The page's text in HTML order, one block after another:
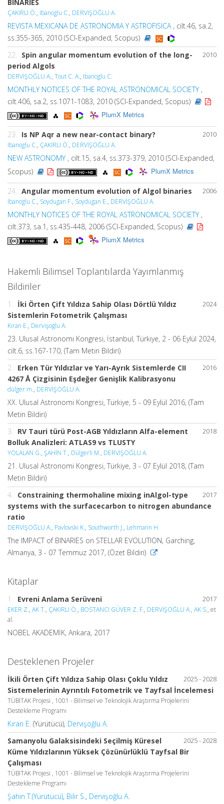
BINARIES
ÇAKIRLI Ö., Ibanoglu C., DERVİŞOĞLU A.
REVISTA MEXICANA DE ASTRONOMIA Y ASTROFISICA, cilt.46, sa.2,
ss.355-365, 2010 (SCI-Expanded, Scopus)
2010
22. Spin angular momentum evolution of the long-
period Algols
DERVİŞOĞLU A., Tout C. A., Ibanoglu C.
MONTHLY NOTICES OF THE ROYAL ASTRONOMICAL SOCIETY ,
cilt.406, sa.2, ss.1071-1083, 2010 (SCI-Expanded, Scopus)
PlumX Metrics
2010
23. Is NP Aqr a new near-contact binary?
Ibanoglu C., ÇAKIRLI Ö., DERVİŞOĞLU A.
NEW ASTRONOMY , cilt.15, sa.4, ss.373-379, 2010 (SCI-Expanded,
Scopus)
PlumX Metrics
2006
24. Angular momentum evolution of Algol binaries
Ibanoglu C., Soydugan F., Soydugan E., DERVİŞOĞLU A.
MONTHLY NOTICES OF THE ROYAL ASTRONOMICAL SOCIETY ,
cilt.373, sa.1, ss.435-448, 2006 (SCI-Expanded, Scopus)
PlumX Metrics
Hakemli Bilimsel Toplantılarda Yayımlanmış
Bildiriler
2024
1. İki Örten Çift Yıldıza Sahip Olası Dörtlü Yıldız
Sistemlerin Fotometrik Çalışması
Kıran E., Dervişoğlu A.
23. Ulusal Astronomi Kongresi, İstanbul, Türkiye, 2 - 06 Eylül 2024,
cilt.6, ss.167-170, (Tam Metin Bildiri)
2016
2. Erken Tür Yıldızlar ve Yarı-Ayrık Sistemlerde CII
4267 Å Çizgisinin Eşdeğer Genişlik Kalibrasyonu
dülger m., DERVİŞOĞLU A.
XX. Ulusal Astronomi Kongresi, Türkiye, 5 - 09 Eylül 2016, (Tam
Metin Bildiri)
2018
3. RV Tauri türü Post-AGB Yıldızların Alfa-element
Bolluk Analizleri: ATLAS9 vs TLUSTY
YOLALAN G., ŞAHİN T., Dülgerli M., DERVİŞOĞLU A.
21. Ulusal Astronomi Kongresi, Türkiye, 3 - 07 Eylül 2018, (Tam
Metin Bildiri)
2017
4. Constraining thermohaline mixing inAlgol-type
systems with the surfacecarbon to nitrogen abundance
ratio
DERVİŞOĞLU A., Pavlovski K., Southworth J., Lehmann H.
The IMPACT of BINARIES on STELLAR EVOLUTION, Garching,
Almanya, 3 - 07 Temmuz 2017, (Özet Bildiri)
Kitaplar
2017
1. Evreni Anlama Serüveni
EKER Z., AK T., ÇAKIRLI Ö., BOSTANCI GÜVER Z. F., DERVİŞOĞLU A., AK S., et
al.
NOBEL AKADEMİK, Ankara, 2017
Desteklenen Projeler
2025 - 2028
İkili Örten Çift Yıldıza Sahip Olası Çoklu Yıldız
Sistemelerinin Ayrıntılı Fotometrik ve Tayfsal İncelemesi
TÜBİTAK Projesi , 1001 - Bilimsel ve Teknolojik Araştırma Projelerini
Destekleme Programı
Kıran E. (Yürütücü), Dervişoğlu A.
2025 - 2028
Samanyolu Galaksisindeki Seçilmiş Küresel
Küme Yıldızlarının Yüksek Çözünürlüklü Tayfsal Bir
Çalışması
TÜBİTAK Projesi , 1001 - Bilimsel ve Teknolojik Araştırma Projelerini
Destekleme Programı
Şahin T.(Yürütücü), Bilir S., Dervişoğlu A.